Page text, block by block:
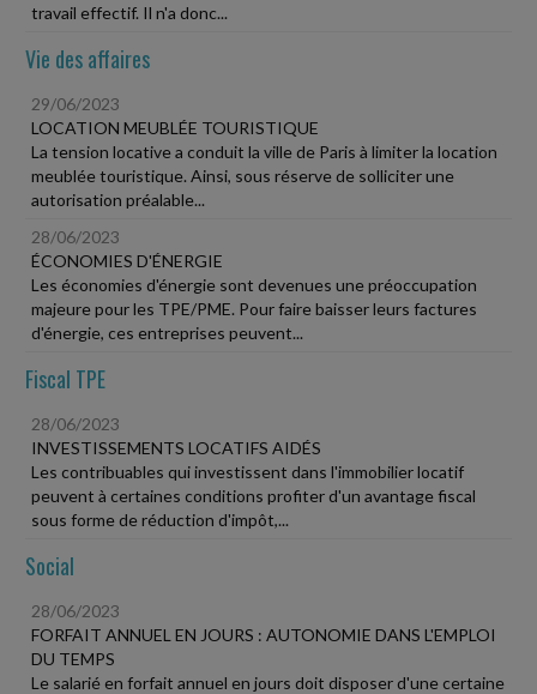
travail effectif. Il n'a donc...
Vie des affaires
29/06/2023
LOCATION MEUBLÉE TOURISTIQUE
La tension locative a conduit la ville de Paris à limiter la location
meublée touristique. Ainsi, sous réserve de solliciter une
autorisation préalable...
28/06/2023
ÉCONOMIES D'ÉNERGIE
Les économies d'énergie sont devenues une préoccupation
majeure pour les TPE/PME. Pour faire baisser leurs factures
d'énergie, ces entreprises peuvent...
Fiscal TPE
28/06/2023
INVESTISSEMENTS LOCATIFS AIDÉS
Les contribuables qui investissent dans l'immobilier locatif
peuvent à certaines conditions profiter d'un avantage fiscal
sous forme de réduction d'impôt,...
Social
28/06/2023
FORFAIT ANNUEL EN JOURS : AUTONOMIE DANS L'EMPLOI
DU TEMPS
Le salarié en forfait annuel en jours doit disposer d'une certaine